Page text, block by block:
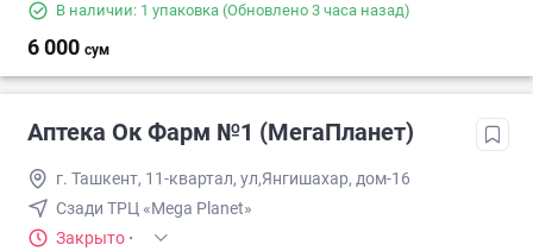
В наличии: 1 упаковка (Обновлено 3 часа назад)
6 000 сум
Аптека Ок Фарм №1 (МегаПланет)
г. Ташкент, 11-квартал, ул,Янгишахар, дом-16
Сзади ТРЦ «Mega Planet»
Закрыто ·